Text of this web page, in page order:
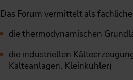
Das Forum vermittelt als
die thermodynamischen
die industriellen
Kälteanlagen, Kleinkühler)